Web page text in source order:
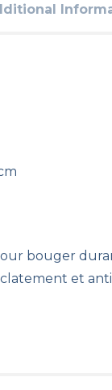
bouger
et